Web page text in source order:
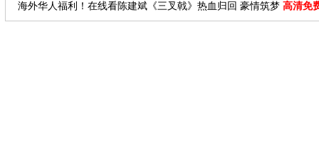
海外华人福利！在线看陈建斌《三叉戟》热血归回 豪情筑梦 高清免